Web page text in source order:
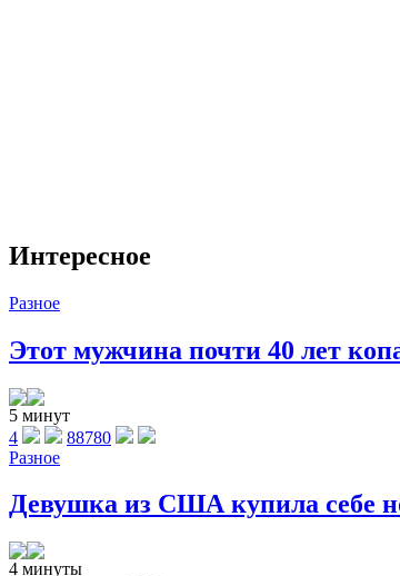
Интересное
Разное
Этот мужчина почти 40 лет
5 минут
4
88780
Разное
Девушка из США купила себе
4 минуты